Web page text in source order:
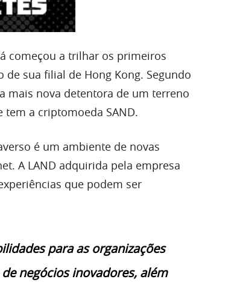
começou a trilhar os primeiros
sua filial de Hong Kong. Segundo
mais nova detentora de um terreno
tem a criptomoeda SAND.
é um ambiente de novas
A LAND adquirida pela empresa
que podem ser
para as organizações
negócios inovadores, além